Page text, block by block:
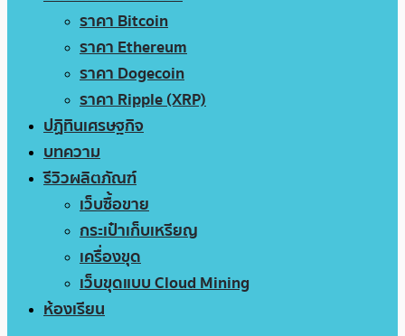
ราคา Bitcoin
ราคา Ethereum
ราคา Dogecoin
ราคา Ripple (XRP)
ปฏิทินเศรษฐกิจ
บทความ
รีวิวผลิตภัณฑ์
เว็บซื้อขาย
กระเป๋าเก็บเหรียญ
เครื่องขุด
เว็บขุดแบบ Cloud Mining
ห้องเรียน